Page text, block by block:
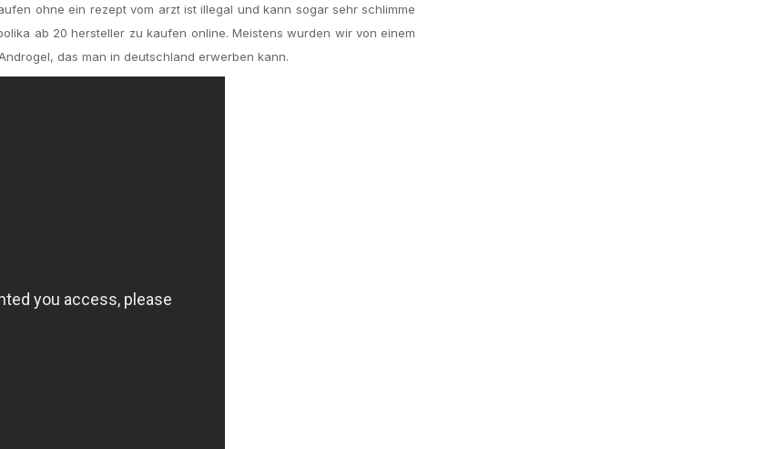
ohne ein rezept vom arzt ist illegal und kann sogar sehr schlimme
ab 20 hersteller zu kaufen online. Meistens wurden wir von einem
das man in deutschland erwerben kann.